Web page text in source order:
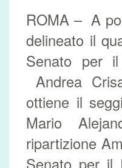
ROMA – A
delineato il
Senato per
Andrea
ottiene il
Mario
ripartizione
Senato per il